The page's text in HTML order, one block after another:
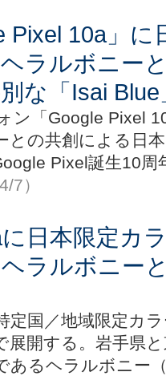
Pixel 10a」
ラルボニー
な「Isai
ン「Google Pixel
との共創による日
Pixel誕生10
7）
日本限定カ
ラルボニー
定国／地域限定カ
展開する。岩手県
あるヘラルボニー